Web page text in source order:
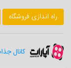
راه اندازی فروشگاه
کانال